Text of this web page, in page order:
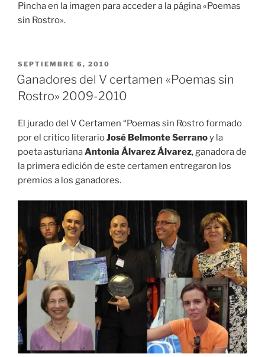
Pincha en la imagen para acceder a la página «Poemas
sin Rostro».
PUBLICADO
EL
SEPTIEMBRE 6, 2010
Ganadores del V certamen «Poemas sin
Rostro» 2009-2010
El jurado del V Certamen “Poemas sin Rostro formado
por el critico literarioJosé Belmonte Serranoy la
poeta asturianaAntonia Álvarez Álvarez, ganadora de
la primera edición de este certamen entregaron los
premios a los ganadores.